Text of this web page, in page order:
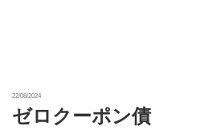
22/08/2024
ゼロクーポン債